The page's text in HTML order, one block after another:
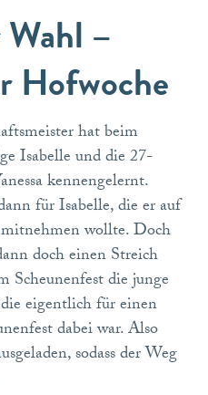
–
Hofwoche
hat beim
Isabelle und die 27-
kennengelernt.
für Isabelle, die er auf
wollte. Doch
doch einen Streich
Scheunenfest die junge
eigentlich für einen
dabei war. Also
sodass der Weg